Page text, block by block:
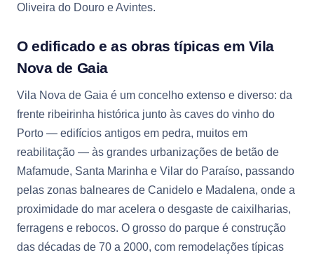
Oliveira do Douro e Avintes.
O edificado e as obras típicas em Vila
Nova de Gaia
Vila Nova de Gaia é um concelho extenso e diverso: da
frente ribeirinha histórica junto às caves do vinho do
Porto — edifícios antigos em pedra, muitos em
reabilitação — às grandes urbanizações de betão de
Mafamude, Santa Marinha e Vilar do Paraíso, passando
pelas zonas balneares de Canidelo e Madalena, onde a
proximidade do mar acelera o desgaste de caixilharias,
ferragens e rebocos. O grosso do parque é construção
das décadas de 70 a 2000, com remodelações típicas